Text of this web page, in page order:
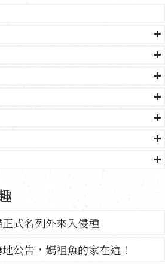
式名列外來入侵種
公告，媽祖魚的家在這！